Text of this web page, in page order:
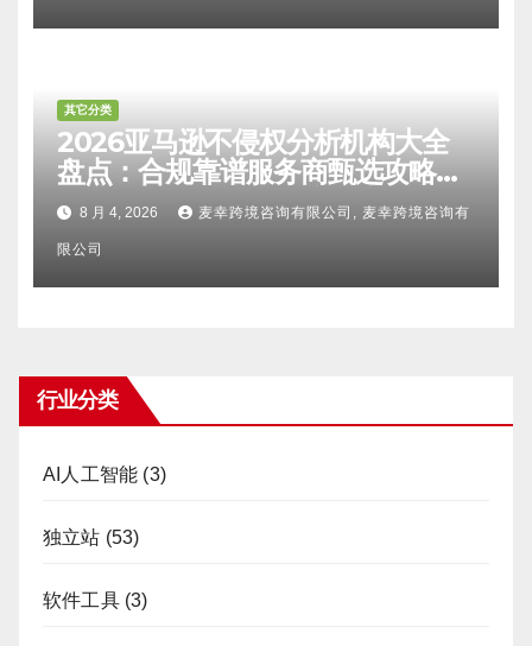
其它分类
2026亚马逊不侵权分析机构大全
盘点：合规靠谱服务商甄选攻略、
避坑FAQ及标杆机构实力详解
8 月 4, 2026 麦幸跨境咨询有限公司, 麦幸跨境咨询有
限公司
行业分类
AI人工智能 (3)
独立站 (53)
软件工具(3)